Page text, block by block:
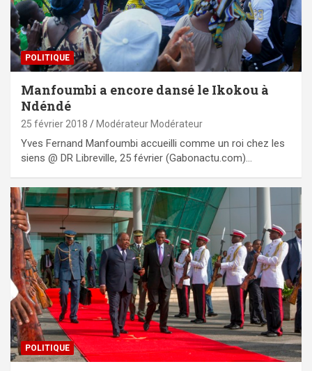
POLITIQUE
Manfoumbi a encore dansé le Ikokou à
Ndéndé
25 février 2018 Modérateur Modérateur
Yves Fernand Manfoumbi accueilli comme un roi chez les
siens @ DR Libreville, 25 février (Gabonactu.com)…
POLITIQUE